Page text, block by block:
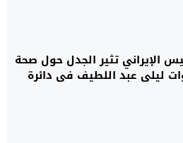
الإيراني تثير الجدل حول صحة
ليلى عبد اللطيف في دائرة